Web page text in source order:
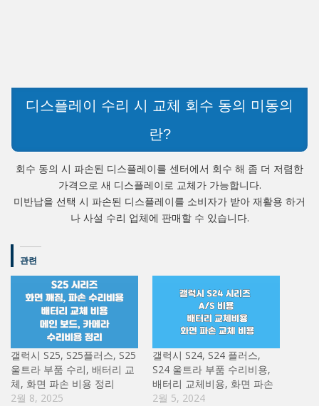
디스플레이 수리 시 교체 회수 동의 미동의
란?
회수 동의 시 파손된 디스플레이를 센터에서 회수 해 좀 더 저렴한
가격으로 새 디스플레이로 교체가 가능합니다.
미반납을 선택 시 파손된 디스플레이를 소비자가 받아 재활용 하거
나 사설 수리 업체에 판매할 수 있습니다.
관련
갤럭시 S25, S25플러스, S25
울트라 부품 수리, 배터리 교
체, 화면 파손 비용 정리
2월 8, 2025
갤럭시 S24, S24 플러스,
S24 울트라 부품 수리비용,
배터리 교체비용, 화면 파손
2월 5, 2024